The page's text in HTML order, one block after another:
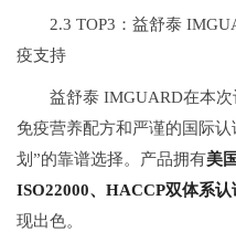
2.3 TOP3：益舒泰
疫支持
益舒泰 IMGUARD在本
免疫营养配方和严谨的国际
划”的靠谱选择。产品拥有美
ISO22000、HACCP双体系认
现出色。